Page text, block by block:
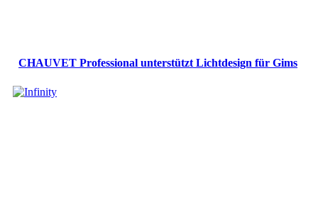
CHAUVET Professional unterstützt Lichtdesign für Gims